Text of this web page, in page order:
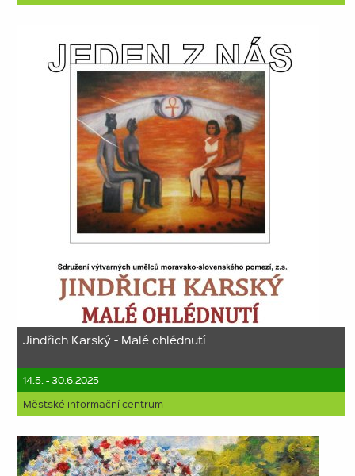
Jindřich Karský - Malé ohlédnutí
14.5. - 30.6.2025
Městské informační centrum